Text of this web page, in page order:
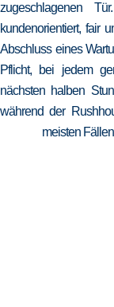
zugeschlagenen
kundenorientiert, fair
Abschluss eines
Pflicht, bei jedem
nächsten halben
während der
meisten